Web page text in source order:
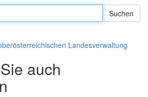
Landesverwaltung
auch